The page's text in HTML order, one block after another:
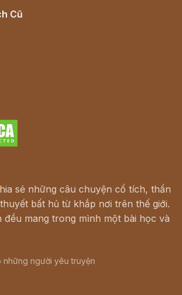
Cũ
sẻ những câu chuyện cổ tích, thần
bất hủ từ khắp nơi trên thế giới.
đều mang trong mình một bài học và
những người yêu truyện